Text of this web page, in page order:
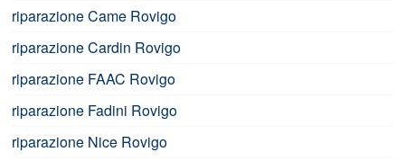
riparazione Came Rovigo
riparazione Cardin Rovigo
riparazione FAAC Rovigo
riparazione Fadini Rovigo
riparazione Nice Rovigo